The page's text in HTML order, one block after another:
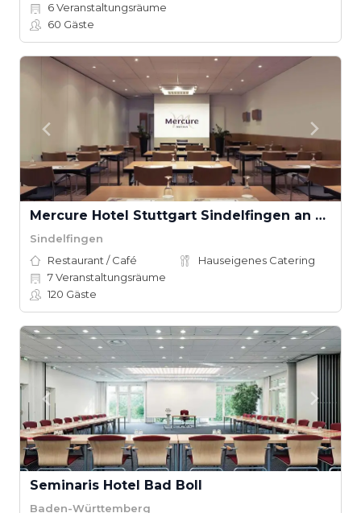
6Veranstaltungsräume
60 Gäste
Mercure Hotel Stuttgart Sindelfingen an der Messe
Sindelfingen
Restaurant / Café
Hauseigenes Catering
7Veranstaltungsräume
120 Gäste
Seminaris Hotel Bad Boll
Baden-Württemberg